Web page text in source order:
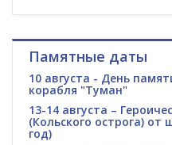
Памятные даты
10 августа - День
корабля "Туман"
13-14 августа –
(Кольского острога) от
год)